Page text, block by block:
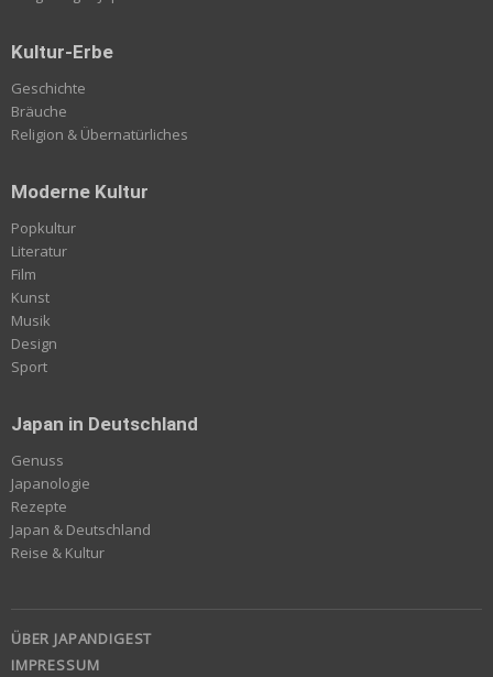
Kultur-Erbe
Geschichte
Bräuche
Religion & Übernatürliches
Moderne Kultur
Popkultur
Literatur
Film
Kunst
Musik
Design
Sport
Japan in Deutschland
Genuss
Japanologie
Rezepte
Japan & Deutschland
Reise & Kultur
ÜBER JAPANDIGEST
IMPRESSUM